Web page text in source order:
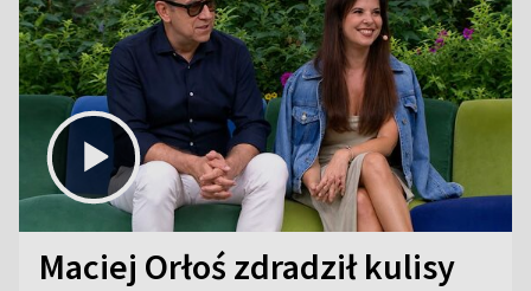
Maciej Orłoś zdradził kulisy